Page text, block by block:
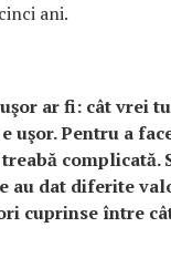
ani.
ar fi: cât vrei
uşor. Pentru a
complicată.
au dat diferite
cuprinse între